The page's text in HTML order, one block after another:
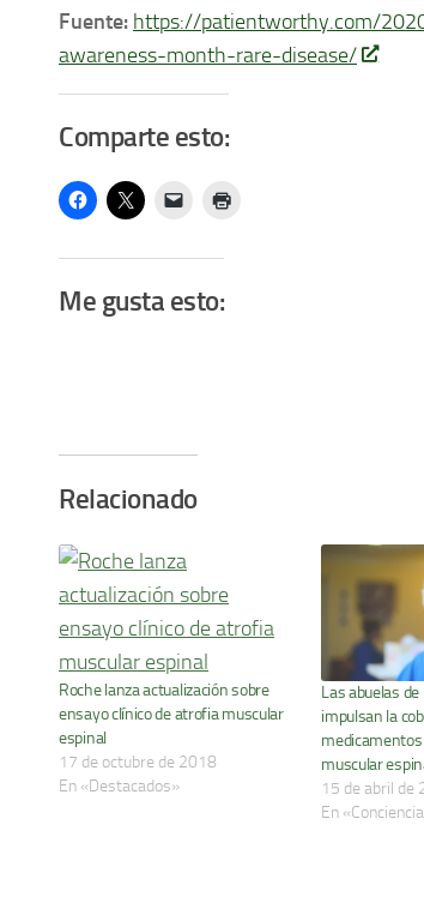
Fuente: https://patientworthy.com/
awareness-month-rare-disease/
Comparte esto:
Me gusta esto:
Relacionado
Roche lanza actualización sobre
ensayo clínico de atrofia muscular
espinal
17 de octubre de 2018
En «Destacados»
Las abuelas
impulsan la
muscular
15 de abril de
En